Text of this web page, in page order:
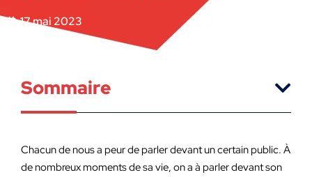
17 mai 2023
Sommaire
Chacun de nous a peur de parler devant un certain public. À
de nombreux moments de sa vie, on a à parler devant son